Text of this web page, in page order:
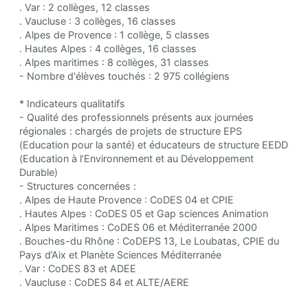
. Var : 2 collèges, 12 classes
. Vaucluse : 3 collèges, 16 classes
. Alpes de Provence : 1 collège, 5 classes
. Hautes Alpes : 4 collèges, 16 classes
. Alpes maritimes : 8 collèges, 31 classes
- Nombre d'élèves touchés : 2 975 collégiens
* Indicateurs qualitatifs
- Qualité des professionnels présents aux journées
régionales : chargés de projets de structure EPS
(Education pour la santé) et éducateurs de structure EEDD
(Education à l’Environnement et au Développement
Durable)
- Structures concernées :
. Alpes de Haute Provence : CoDES 04 et CPIE
. Hautes Alpes : CoDES 05 et Gap sciences Animation
. Alpes Maritimes : CoDES 06 et Méditerranée 2000
. Bouches-du Rhône : CoDEPS 13, Le Loubatas, CPIE du
Pays d’Aix et Planète Sciences Méditerranée
. Var : CoDES 83 et ADEE
. Vaucluse : CoDES 84 et ALTE/AERE